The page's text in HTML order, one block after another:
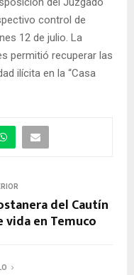
control de
12 de julio. La
permitió recuperar las
ilícita en la “Casa
del Cautín
en Temuco